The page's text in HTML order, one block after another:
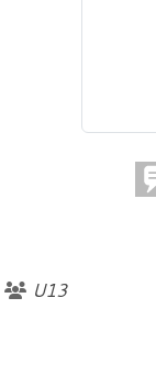
U13